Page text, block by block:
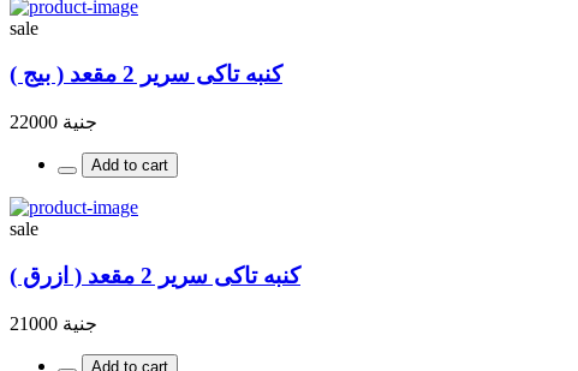
sale
كنبه تاكى سرير 2 مقعد ( بيج )
جنية 22000
Add to cart
sale
كنبه تاكى سرير 2 مقعد ( ازرق )
جنية 21000
Add to cart